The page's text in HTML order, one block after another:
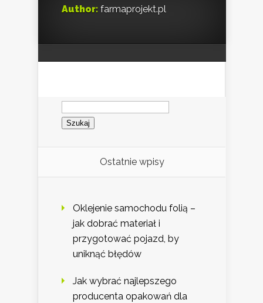
Author: farmaprojekt.pl
Szukaj:
Ostatnie wpisy
Oklejenie samochodu folią –
jak dobrać materiał i
przygotować pojazd, by
uniknąć błędów
Jak wybrać najlepszego
producenta opakowań dla